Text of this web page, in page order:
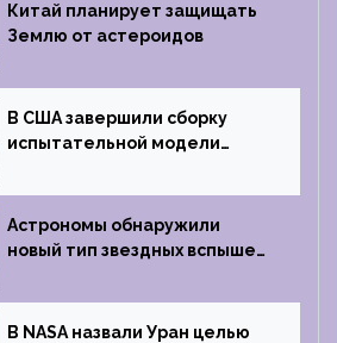
Китай планирует защищать
Землю от астероидов
В США завершили сборку
испытательной модели
Griffin
Астрономы обнаружили
новый тип звездных вспышек
В NASA назвали Уран целью